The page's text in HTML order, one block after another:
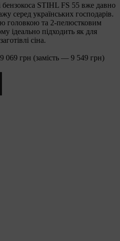
бензокоса STIHL FS 55 вже давно
серед українських господарів.
головкою та 2-пелюстковим
ідеально підходить як для
сіна.
069 грн (замість — 9 549 грн)